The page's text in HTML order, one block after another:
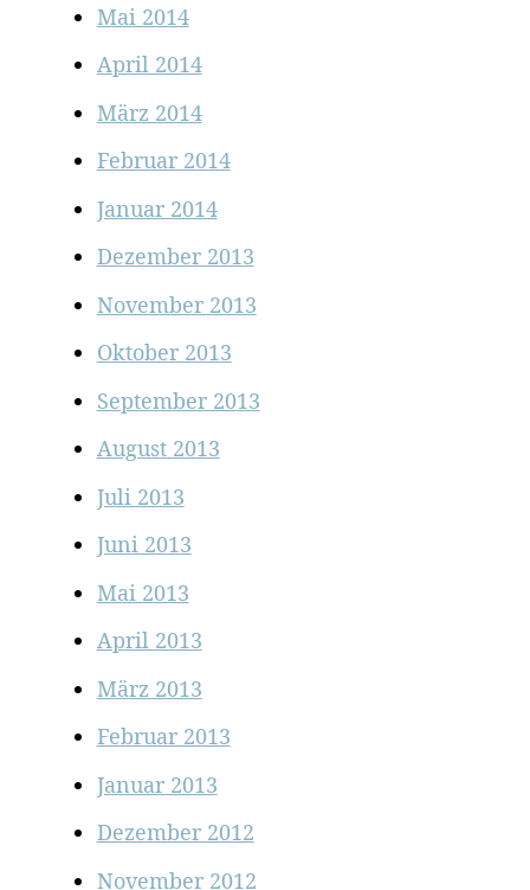
Mai 2014
April 2014
März 2014
Februar 2014
Januar 2014
Dezember 2013
November 2013
Oktober 2013
September 2013
August 2013
Juli 2013
Juni 2013
Mai 2013
April 2013
März 2013
Februar 2013
Januar 2013
Dezember 2012
November 2012